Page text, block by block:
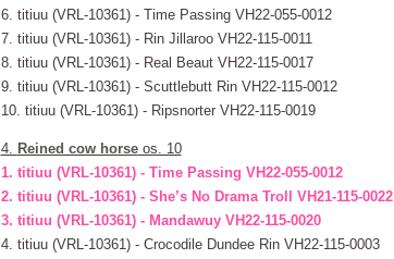
6. titiuu (VRL-10361) - Time Passing VH22-055-0012
7. titiuu (VRL-10361) - Rin Jillaroo VH22-115-0011
8. titiuu (VRL-10361) - Real Beaut VH22-115-0017
9. titiuu (VRL-10361) - Scuttlebutt Rin VH22-115-0012
10. titiuu (VRL-10361) - Ripsnorter VH22-115-0019
4. Reined cow horseos. 10
1. titiuu (VRL-10361) - Time Passing VH22-055-0012
2. titiuu (VRL-10361) - She’s No Drama Troll VH21-115-0022
3. titiuu (VRL-10361) - Mandawuy VH22-115-0020
4. titiuu (VRL-10361) - Crocodile Dundee Rin VH22-115-0003